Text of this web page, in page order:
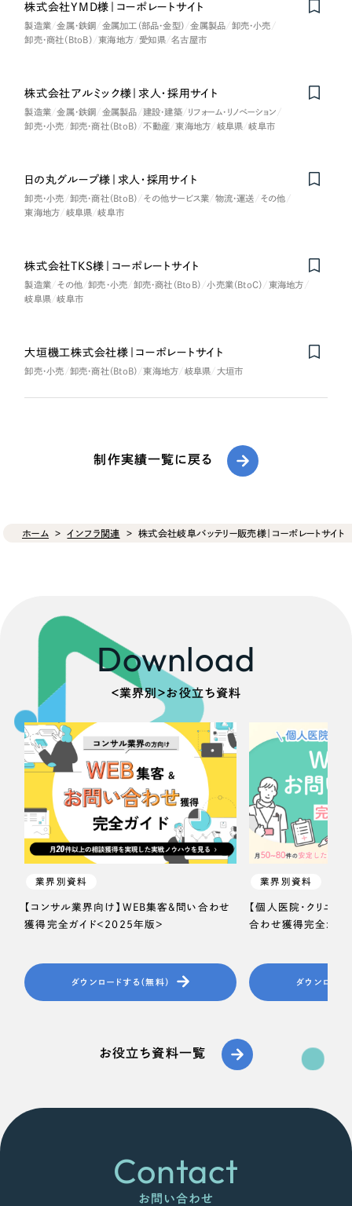
株式会社YMD様｜コーポレートサイト
製造業 金属・鉄鋼 金属加工（部品・金型） 金属製品
卸売・小売
卸売・商社（BtoB）
東海地方 愛知県 名古屋市
株式会社アルミック様｜求人・採用サイト
製造業 金属・鉄鋼 金属製品 建設・建築
リフォーム・リノベーション
卸売・小売
卸売・商社（BtoB） 不動産 東海地方 岐阜県 岐阜市
日の丸グループ様｜求人・採用サイト
卸売・小売 卸売・商社（BtoB） その他サービス業 物流・運送
その他
東海地方
岐阜県 岐阜市
株式会社TKS様｜コーポレートサイト
製造業 その他 卸売・小売 卸売・商社（BtoB） 小売業（BtoC）
東海地方
岐阜県
岐阜市
大垣機工株式会社様｜コーポレートサイト
卸売・小売 卸売・商社（BtoB） 東海地方 岐阜県 大垣市
制作実績一覧に戻る
ホーム インフラ関連 株式会社岐阜バッテリー販売様｜コーポレートサイト
Download
＜業界別＞お役立ち資料
業界別資料
【コンサル業界向け】WEB集客＆問い合わせ
獲得完全ガイド＜2025年版＞
ダウンロードする（無料）
業界別資料
【個人医院・クリニッ
合わせ獲得完全ガイ
ダウンロード
お役立ち資料一覧
Contact
お問い合わせ